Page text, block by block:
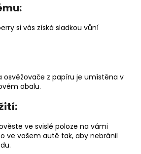
si vás získá sladkou vůní
osvěžovače z papíru je umístěna v
obalu.
ve svislé poloze na vámi
ve vašem autě tak, aby nebránil